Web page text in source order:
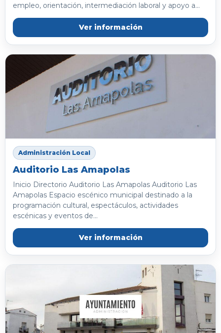
empleo, orientación, intermediación laboral y apoyo a...
Ver información
Administración Local
Auditorio Las Amapolas
Inicio Directorio Auditorio Las Amapolas Auditorio Las
Amapolas Espacio escénico municipal destinado a la
programación cultural, espectáculos, actividades
escénicas y eventos de...
Ver información